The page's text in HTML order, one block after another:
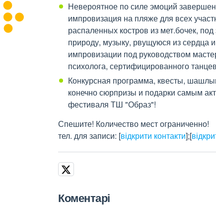
Невероятное по силе эмоций
импровизация на пляже для всех
распаленных костров из мет.бочек,
природу, музыку, рвущуюся из сердца
импровизации под руководством
психолога, сертифицированного
Конкурсная программа, квесты,
конечно сюрпризы и подарки самым
фестиваля ТШ "Образ"!
Спешите! Количество мест ограниченно!
тел. для записи: [відкрити контакти];[
Коментарі